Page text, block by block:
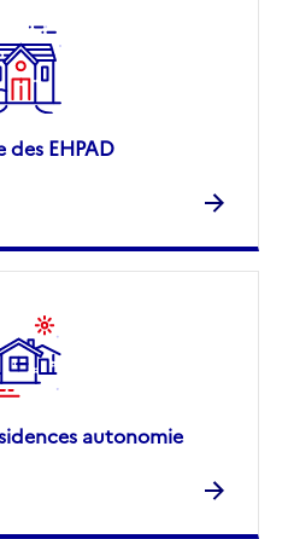
des EHPAD
autonomie